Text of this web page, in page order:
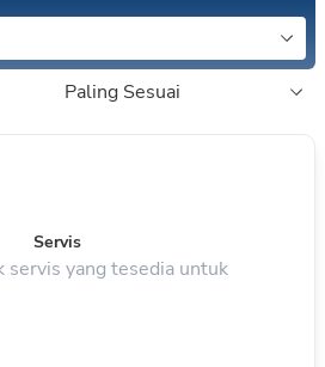
Paling Sesuai
Servis
servis yang tesedia untuk